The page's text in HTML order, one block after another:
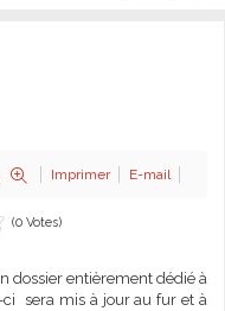
Imprimer E-mail
(0 Votes)
dossier entièrement dédié à
sera mis à jour au fur et à